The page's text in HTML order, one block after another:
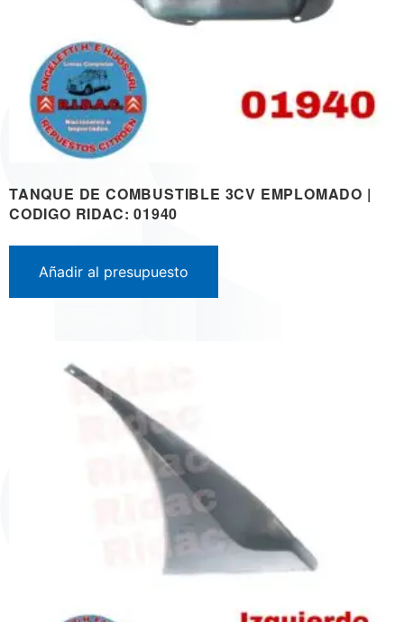
TANQUE DE COMBUSTIBLE 3CV EMPLOMADO |
CODIGO RIDAC: 01940
Añadir al presupuesto